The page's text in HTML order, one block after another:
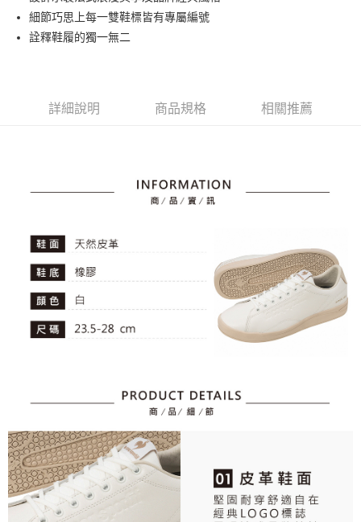
相關說明
【大哥付你分期使用說明】
1.本服務由台灣大哥大提供，台灣大哥大用戶可立即使用無須另外申請。
3.實際核准額度、可分期數及費用金額請依後續交易確認頁面所載為準。
1.分期款項不併入電信帳單，「大哥付你分期」於每月結算日後寄送繳費提
醒簡訊。
2.透過簡訊連結打開帳單後，可選擇「超商條碼／台灣大直營門市／銀行轉
【注意事項】
1.本服務係由「台灣大哥大股份有限公司」（以下簡稱本公司）所提供，讓
用戶於交易時，得透過本服務購買商品或服務，並由商店將買賣／分期付款
買賣價金債權讓與本公司後，依約使用本公司帳單繳交帳款。
2.基於同意付款使用「大哥付你分期」之契約關係目的，商店將以您的個人
資料（包含姓名、電話或地址）提供予台灣大哥大進項蒐集、處理及利用，
由本公司與您本人進行分期帳單所需資料之確認、核對及更正。
AFTEE先享後付
便利好安心！
【「AFTEE先享後付」結帳流程】
１．於結帳方式選擇「AFTEE先享後付」後，將跳轉至「AFTEE先享後付」
３．收到繳費通知簡訊後14天內，點擊此簡訊中的連結，可透過四大超商／
ATM／網路銀行／等多元方式進行付款，方視為交易完成。
※ 請注意：結帳手續完成當下不需立刻繳費，但若您需要取消訂單，請聯絡
購買商品的店家。未經商家同意取消之訂單仍視為有效，需透過AFTEE先享
後付繳納相關費用。
※ 交易是否成功請以「AFTEE先享後付 」之結帳頁面顯示為準，若有關於
是否繳費成功／繳費後需取消欲退款等相關疑問，請聯繫「AFTEE先享後付
https://netprotections.freshdesk.com/support/home
易，需依本服務之必要範圍內提供個人資料，並將交易相關給付款項請求債
權轉讓予恩沛科技股份有限公司。
２．關於個人資料處理事宜，請瀏覽以下網址：
https://aftee.tw/terms/#terms3
３．未成年的使用者請事先徵得法定代理人或監護人之同意方可使用
「AFTEE先享後付」，若未經同意申辦者引起之損失，本公司不負相關責
任。
４．使用「AFTEE先享後付」時，將依據個別帳號之用戶狀況，依本公司即
時審查核予不同之上限額度；若仍有額度不足之情形，本公司將視審查結果
免運費
萊爾富取貨付款
免運費
免運費
免運費
宅配
免運費
細節巧思上每一雙鞋標皆有專屬編號
詮釋鞋履的獨一無二
詳細說明 商品規格 相關推薦